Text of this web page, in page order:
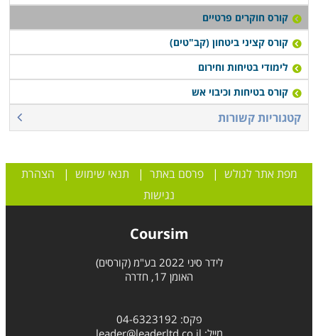
קורס חוקרים פרטיים
קורס קציני ביטחון (קב"טים)
לימודי בטיחות וחירום
קורס בטיחות וכיבוי אש
קטגוריות קשורות
מפת אתר לגולש |פרסם באתר | תנאי שימוש | הצהרת
נגישות
Coursim
לידר סיני 2022 בע"מ (קורסים)
האומן 17, חדרה
פקס: 04-6323192